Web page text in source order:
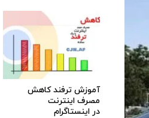
آموزش ترفند کاهش
مصرف اینترنت
در اینستاگرام